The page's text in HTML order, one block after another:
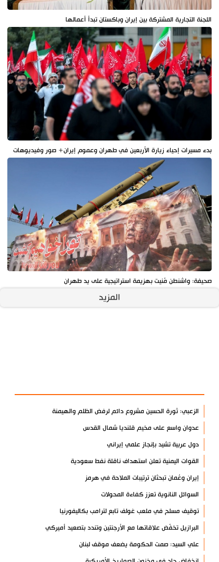
اللجنة التجارية المشتركة بين إيران وباكستان تبدأ أعمالها
بدء مسيرات إحياء زيارة الأربعين في طهران وعموم إيران+ صور وفيديوهات
صحيفة: واشنطن مُنيت بهزيمة استراتيجية على يد طهران
المزيد
الزعبي: ثورة الحسين مشروع دائم لرفض الظلم والهيمنة
عدوان واسع على مخيم قلنديا شمال القدس
دول عربية تشيد بإنجاز علمي إيراني
القوات اليمنية تعلن استهداف ناقلة نفط سعودية
إيران وعُمان تبحثان ترتيبات الملاحة في هرمز
السوائل النانوية تعزز كفاءة المحولات
توقيف مسلح في ملعب غولف تابع لترامب بكاليفورنيا
البرازيل تخفّض علاقاتها مع الأرجنتين وتندد بتصعيد أميركي
علي السيد: صمت الحكومة يضعف موقف لبنان